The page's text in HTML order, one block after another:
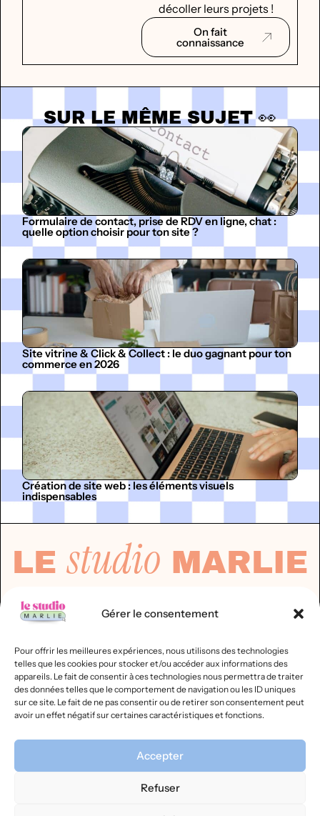
Gérer le consentement
Pour offrir les meilleures expériences, nous utilisons des technologies
telles que les cookies pour stocker et/ou accéder aux informations des
appareils. Le fait de consentir à ces technologies nous permettra de traiter
des données telles que le comportement de navigation ou les ID uniques
sur ce site. Le fait de ne pas consentir ou de retirer son consentement peut
avoir un effet négatif sur certaines caractéristiques et fonctions.
Accepter
Refuser
décoller leurs projets !
On fait
connaissance
SUR LE MÊME SUJET 👀
Formulaire de contact, prise de RDV en ligne, chat :
quelle option choisir pour ton site ?
Site vitrine & Click & Collect : le duo gagnant pour ton
commerce en 2026
Création de site web : les éléments visuels
indispensables
LEstudio MARLIE
OÙ ON T'EMMÈNE ?
Portfolio
Créer ton site toi-même : nos conseils
Formation SEO Express (en ligne)
A propos
@LESTUDIOMARLIE